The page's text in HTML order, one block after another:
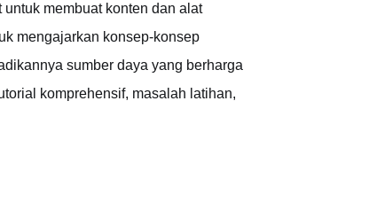
membuat konten dan alat
mengajarkan konsep-konsep
sumber daya yang berharga
komprehensif, masalah latihan,